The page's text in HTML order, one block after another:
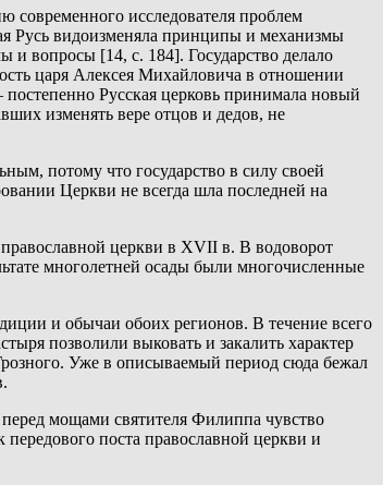
исследователя проблем
Русь видоизменяла принципы и механизмы
и вопросы [14, с. 184]. Государство делало
царя Алексея Михайловича в отношении
Русская церковь принимала новый
изменять вере отцов и дедов, не
потому что государство в силу своей
Церкви не всегда шла последней на
церкви в XVII в. В водоворот
многолетней осады были многочисленные
и обычаи обоих регионов. В течение всего
позволили выковать и закалить характер
Уже в описываемый период сюда бежал
мощами святителя Филиппа чувство
поста православной церкви и